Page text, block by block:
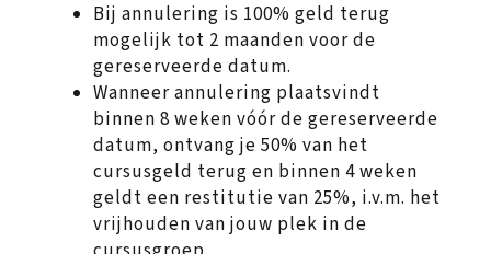
Bij annulering is 100% geld terug
mogelijk tot 2 maanden voor de
gereserveerde datum.
Wanneer annulering plaatsvindt
binnen 8 weken vóór de gereserveerde
datum, ontvang je 50% van het
cursusgeld terug en binnen 4 weken
geldt een restitutie van 25%, i.v.m. het
vrijhouden van jouw plek in de